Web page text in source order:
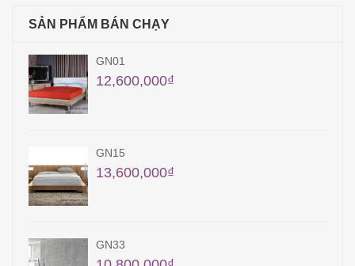
SẢN PHẨM BÁN CHẠY
41,300,000
10,900,000
15,000,000